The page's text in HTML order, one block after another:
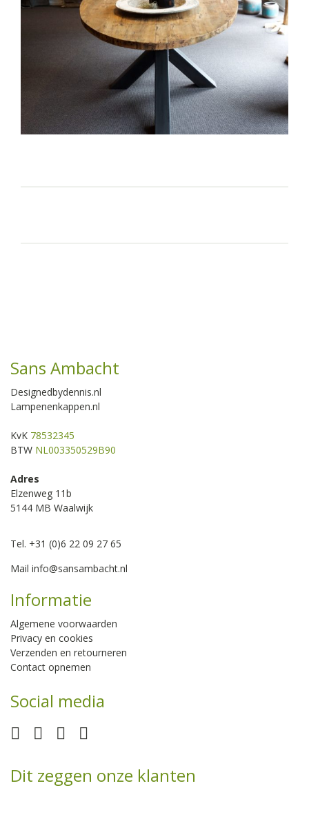
Sans Ambacht
Designedbydennis.nl
Lampenenkappen.nl
KvK 78532345
BTW NL003350529B90
Adres
Elzenweg 11b
5144 MB Waalwijk
Tel. +31 (0)6 22 09 27 65
Mail info@sansambacht.nl
Informatie
Algemene voorwaarden
Privacy en cookies
Verzenden en retourneren
Contact opnemen
Social media
Dit zeggen onze klanten